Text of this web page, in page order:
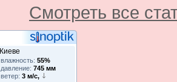
Смотреть все
Киеве
влажность: 55%
давление: 745 мм
ветер: 3 м/с,